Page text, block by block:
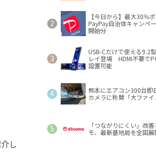
し
【今日から】最大30％
PayPay自治体キャンペ
開始分
USB-Cだけで使える9.2
レイ登場 HDMI不要で
設置可能
熊本にエアコン300台即
カメラに称賛「大ファイ
「つながりにくい」改
モ、最新基地局を全国